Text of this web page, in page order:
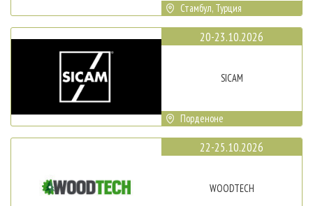
Стамбул, Турция
20-23.10.2026
SICAM
Порденоне
22-25.10.2026
WOODTECH